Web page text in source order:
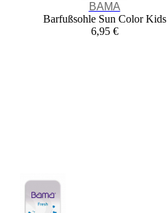
BAMA
Barfußsohle Sun Color Kids
6,95 €